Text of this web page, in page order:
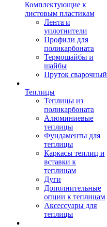
Комплектующие к
листовым пластикам
Лента и
уплотнители
Профили для
поликарбоната
Термошайбы и
шайбы
Пруток сварочный
Теплицы
Теплицы из
поликарбоната
Алюминиевые
теплицы
Фундаменты для
теплицы
Каркасы теплиц и
вставки к
теплицам
Дуги
Дополнительные
опции к теплицам
Аксессуары для
теплицы